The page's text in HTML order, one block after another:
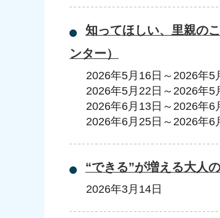
知ってほしい、里親の
ンター）
2026年5月16日 ～ 2026年5
2026年5月22日 ～ 2026年5
2026年6月13日 ～ 2026年6
2026年6月25日 ～ 2026年6
“できる”が増える大人
2026年3月14日